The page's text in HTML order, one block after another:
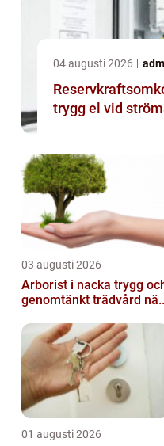
04 augusti 2026
trygg el vid
03 augusti 2026
Arborist i nacka trygg och
genomtänkt trädvård
01 augusti 2026